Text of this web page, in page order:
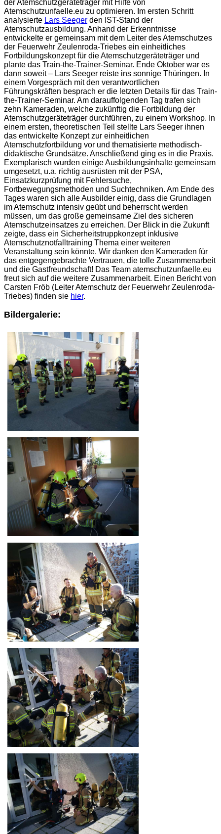
der Atemschutzgeräteträger mit Hilfe von
Atemschutzunfaelle.eu zu optimieren. Im ersten Schritt
analysierte Lars Seeger den IST-Stand der
Atemschutzausbildung. Anhand der Erkenntnisse
entwickelte er gemeinsam mit dem Leiter des Atemschutzes
der Feuerwehr Zeulenroda-Triebes ein einheitliches
Fortbildungskonzept für die Atemschutzgeräteträger und
plante das Train-the-Trainer-Seminar. Ende Oktober war es
dann soweit – Lars Seeger reiste ins sonnige Thüringen. In
einem Vorgespräch mit den verantwortlichen
Führungskräften besprach er die letzten Details für das Train-
the-Trainer-Seminar. Am darauffolgenden Tag trafen sich
zehn Kameraden, welche zukünftig die Fortbildung der
Atemschutzgeräteträger durchführen, zu einem Workshop. In
einem ersten, theoretischen Teil stellte Lars Seeger ihnen
das entwickelte Konzept zur einheitlichen
Atemschutzfortbildung vor und thematisierte methodisch-
didaktische Grundsätze. Anschließend ging es in die Praxis.
Exemplarisch wurden einige Ausbildungsinhalte gemeinsam
umgesetzt, u.a. richtig ausrüsten mit der PSA,
Einsatzkurzprüfung mit Fehlersuche,
Fortbewegungsmethoden und Suchtechniken. Am Ende des
Tages waren sich alle Ausbilder einig, dass die Grundlagen
im Atemschutz intensiv geübt und beherrscht werden
müssen, um das große gemeinsame Ziel des sicheren
Atemschutzeinsatzes zu erreichen. Der Blick in die Zukunft
zeigte, dass ein Sicherheitstruppkonzept inklusive
Atemschutznotfalltraining Thema einer weiteren
Veranstaltung sein könnte. Wir danken den Kameraden für
das entgegengebrachte Vertrauen, die tolle Zusammenarbeit
und die Gastfreundschaft! Das Team atemschutzunfaelle.eu
freut sich auf die weitere Zusammenarbeit. Einen Bericht von
Carsten Fröb (Leiter Atemschutz der Feuerwehr Zeulenroda-
Triebes) finden sie hier.
Bildergalerie: